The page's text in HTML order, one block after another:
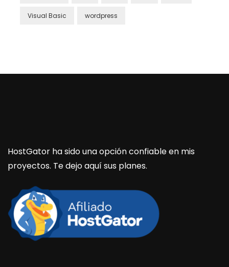
Visual Basic wordpress
HostGator ha sido una opción confiable en mis
proyectos. Te dejo aquí sus planes.